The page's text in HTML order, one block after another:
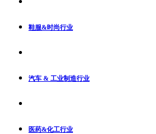
鞋服&时尚行业
汽车 & 工业制造行业
医药&化工行业